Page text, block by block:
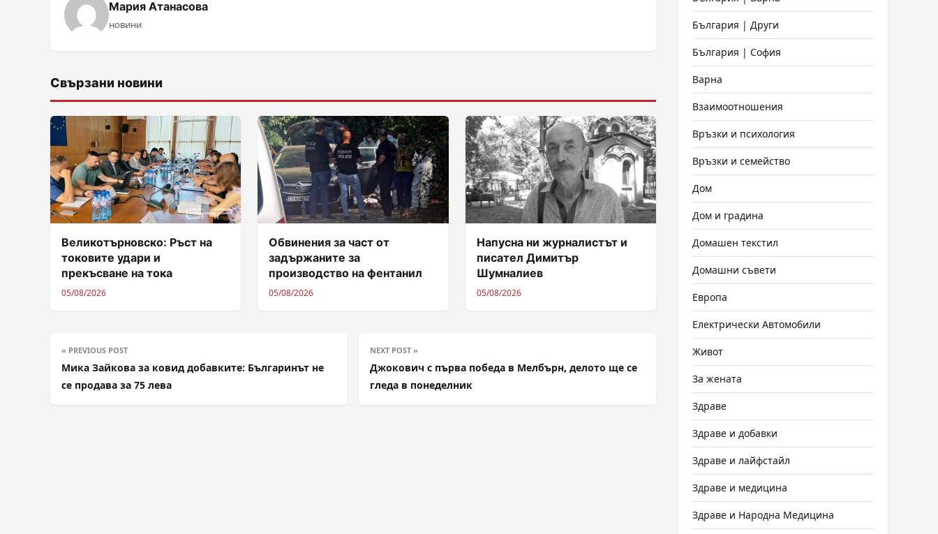
Мария Атанасова
новини
Свързани новини
Великотърновско: Ръст на
токовите удари и
прекъсване на тока
05/08/2026
Обвинения за част от
задържаните за
производство на фентанил
05/08/2026
Напусна ни журналистът и
писател Димитър
Шумналиев
05/08/2026
« PREVIOUS POST
Мика Зайкова за ковид добавките: Българинът не
се продава за 75 лева
NEXT POST »
Джокович с първа победа в Мелбърн, делото ще се
гледа в понеделник
България | Други
България | София
Варна
Взаимоотношения
Връзки и психология
Връзки и семейство
Дом
Дом и градина
Домашен текстил
Домашни съвети
Европа
Електрически Автомобили
Живот
За жената
Здраве
Здраве и добавки
Здраве и лайфстайл
Здраве и медицина
Здраве и Народна Медицина